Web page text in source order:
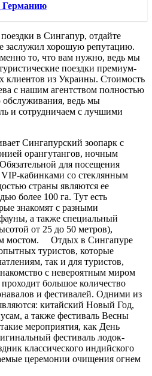
в Сингапур, отдайте
заслужил хорошую репутацию.
то, что вам нужно, ведь мы
поездки премиум-
клиентов из Украины. Стоимость
с нашим агентством полностью
обслуживания, ведь мы
и сотрудничаем с лучшими
Сингапурский зоопарк с
орангутангов, ночным
для посещения
VIP-кабинками со стеклянным
страны являются ее
более 100 га. Тут есть
знакомят с разными
а также специальный
от 25 до 50 метров),
мостом. Отдых в Сингапуре
туристов, которые
так и для туристов,
с невероятным миром
большое количество
и фестивалей. Одними из
китайский Новый Год,
а также фестиваль Весны
мероприятия, как День
фестиваль лодок-
классического индийского
церемонии очищения огнем